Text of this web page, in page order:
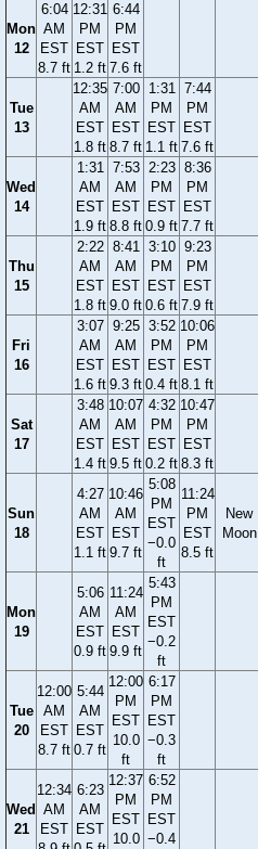
Mon
12
6:04
AM
EST
8.7 ft
12:31
PM
EST
1.2 ft
6:44
PM
EST
7.6 ft
Tue
13
12:35
AM
EST
1.8 ft
7:00
AM
EST
8.7 ft
1:31
PM
EST
1.1 ft
7:44
PM
EST
7.6 ft
Wed
14
1:31
AM
EST
1.9 ft
7:53
AM
EST
8.8 ft
2:23
PM
EST
0.9 ft
8:36
PM
EST
7.7 ft
Thu
15
2:22
AM
EST
1.8 ft
8:41
AM
EST
9.0 ft
3:10
PM
EST
0.6 ft
9:23
PM
EST
7.9 ft
Fri
16
3:07
AM
EST
1.6 ft
9:25
AM
EST
9.3 ft
3:52
PM
EST
0.4 ft
10:06
PM
EST
8.1 ft
Sat
17
3:48
AM
EST
1.4 ft
10:07
AM
EST
9.5 ft
4:32
PM
EST
0.2 ft
10:47
PM
EST
8.3 ft
Sun
18
4:27
AM
EST
1.1 ft
10:46
AM
EST
9.7 ft
5:08
PM
EST
−0.0
ft
11:24
PM
EST
8.5 ft
New
Moon
Mon
19
5:06
AM
EST
0.9 ft
11:24
AM
EST
9.9 ft
5:43
PM
EST
−0.2
ft
Tue
20
12:00
AM
EST
8.7 ft
5:44
AM
EST
0.7 ft
12:00
PM
EST
10.0
ft
6:17
PM
EST
−0.3
ft
Wed
21
12:34
AM
EST
6:23
AM
EST
12:37
PM
EST
10.0
6:52
PM
EST
−0.4